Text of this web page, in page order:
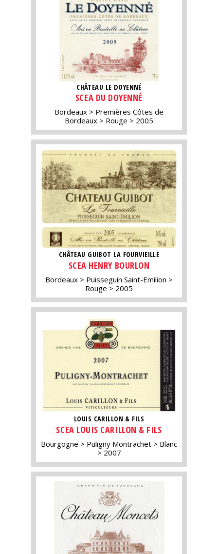
CHÂTEAU LE DOYENNÉ
SCEA DU DOYENNÉ
Bordeaux
Premières Côtes de
Bordeaux
Rouge 2005
CHÂTEAU GUIBOT LA FOURVIEILLE
SCEA HENRY BOURLON
Bordeaux
Puisseguin Saint-Emilion
Rouge
2005
LOUIS CARILLON & FILS
SCEA LOUIS CARILLON & FILS
Bourgogne Puligny Montrachet
Blanc
2007